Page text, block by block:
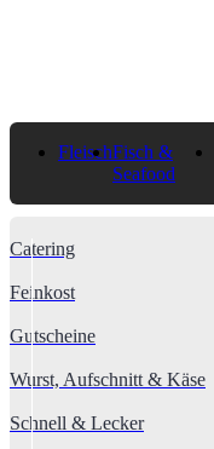
FleischFisch &
Seafood
Catering
Feinkost
Gutscheine
Wurst, Aufschnitt & Käse
Schnell & Lecker